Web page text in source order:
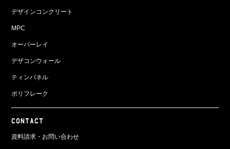
デザインコンクリート
MPC
オーバーレイ
デザコンウォール
ティンパネル
ポリフレーク
CONTACT
資料請求・お問い合わせ